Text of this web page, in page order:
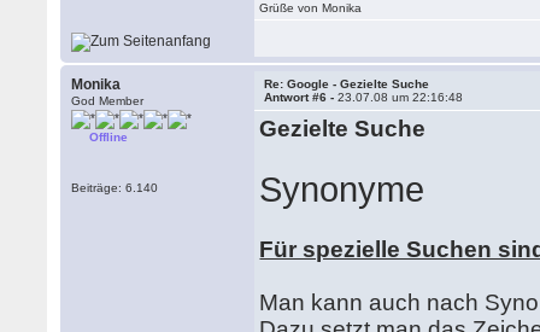
Grüße von Monika
Monika
God Member
Offline
Beiträge: 6.140
Re: Google - Gezielte Suche
Antwort #6 -23.07.08 um 22:16:48
Gezielte Suche
Synonyme
Für spezielle Suchen
Man kann auch nach